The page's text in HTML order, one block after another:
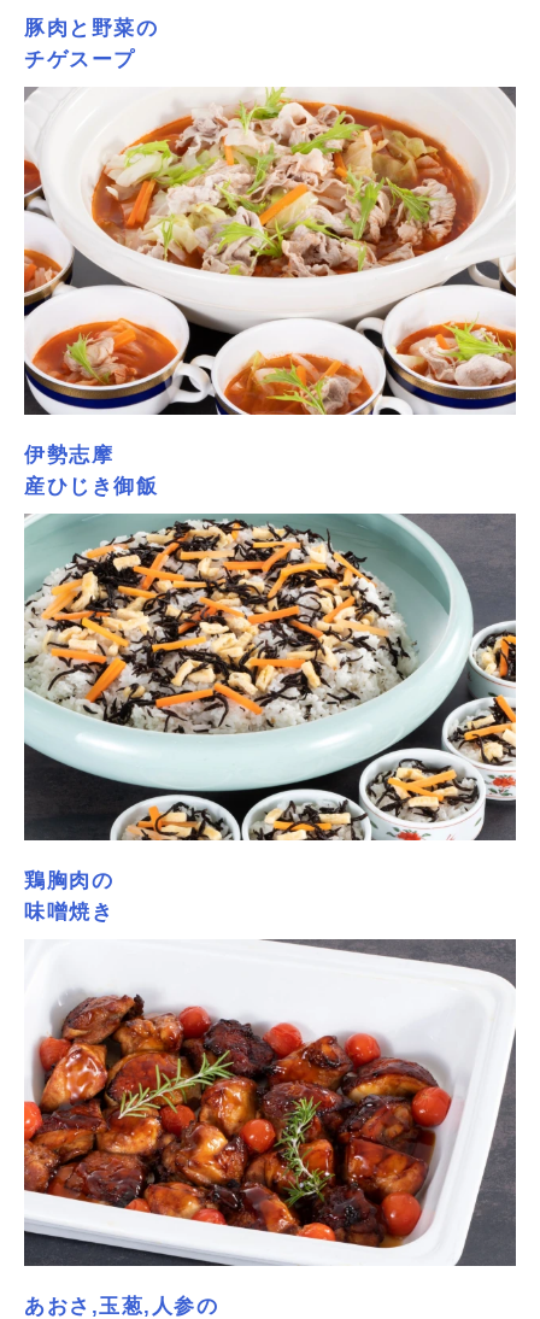
豚肉と野菜の
チゲスープ
伊勢志摩
産ひじき御飯
鶏胸肉の
味噌焼き
あおさ,玉葱,人参の